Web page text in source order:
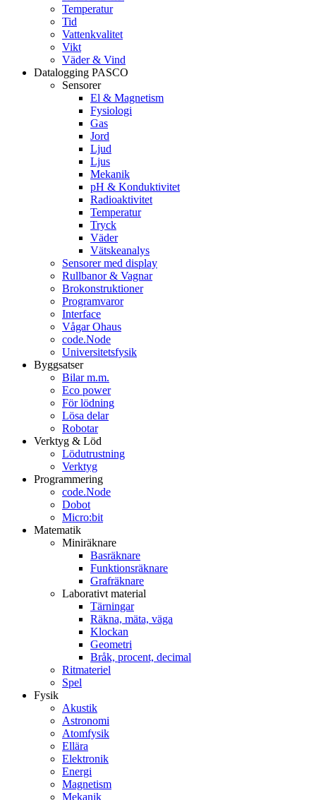
Temperatur
Tid
Vattenkvalitet
Vikt
Väder & Vind
Datalogging PASCO
Sensorer
El & Magnetism
Fysiologi
Gas
Jord
Ljud
Ljus
Mekanik
pH & Konduktivitet
Radioaktivitet
Temperatur
Tryck
Väder
Vätskeanalys
Sensorer med display
Rullbanor & Vagnar
Brokonstruktioner
Programvaror
Interface
Vågar Ohaus
code.Node
Universitetsfysik
Byggsatser
Bilar m.m.
Eco power
För lödning
Lösa delar
Robotar
Verktyg & Löd
Lödutrustning
Verktyg
Programmering
code.Node
Dobot
Micro:bit
Matematik
Miniräknare
Basräknare
Funktionsräknare
Grafräknare
Laborativt material
Tärningar
Räkna, mäta, väga
Klockan
Geometri
Bråk, procent, decimal
Ritmateriel
Spel
Fysik
Akustik
Astronomi
Atomfysik
Ellära
Elektronik
Energi
Magnetism
Mekanik